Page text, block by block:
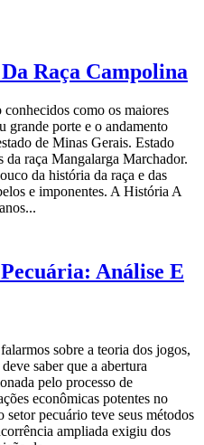
Raça Campolina
como os maiores
grande porte e o andamento
de Minas Gerais. Estado
da raça Mangalarga Marchador.
da história da raça e das
e imponentes. A História A
Análise E
sobre a teoria dos jogos,
saber que a abertura
pelo processo de
econômicas potentes no
pecuário teve seus métodos
ampliada exigiu dos